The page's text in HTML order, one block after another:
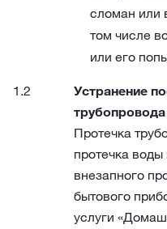
сломан или
том числе
или его
Устранение
трубопровода
Протечка
протечка
внезапного
бытового
услуги